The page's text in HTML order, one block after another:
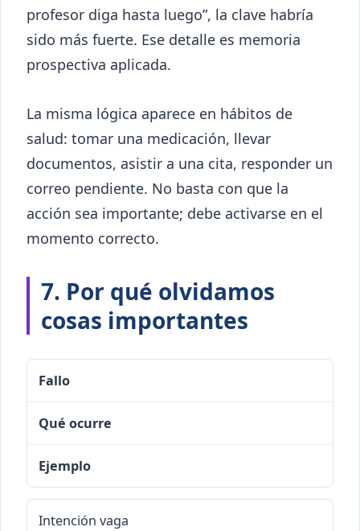
profesor diga hasta luego”, la clave habría
sido más fuerte. Ese detalle es memoria
prospectiva aplicada.
La misma lógica aparece en hábitos de
salud: tomar una medicación, llevar
documentos, asistir a una cita, responder un
correo pendiente. No basta con que la
acción sea importante; debe activarse en el
momento correcto.
7. Por qué olvidamos
cosas importantes
Fallo
Qué ocurre
Ejemplo
Intención vaga